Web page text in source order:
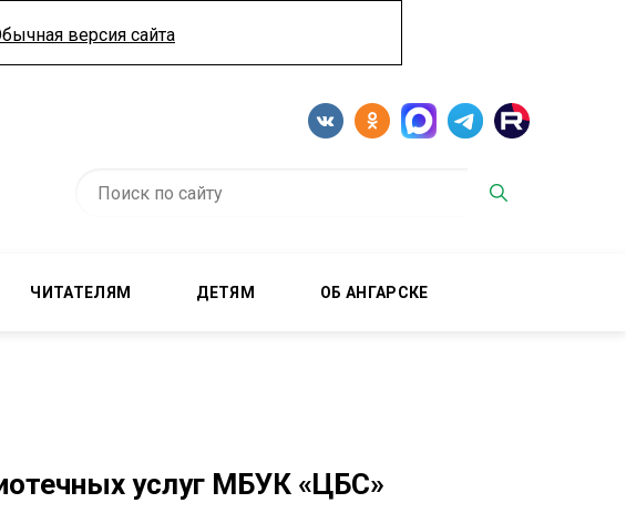
версия сайта
ЧИТАТЕЛЯМ ДЕТЯМ ОБ АНГАРСКЕ
услуг МБУК «ЦБС»